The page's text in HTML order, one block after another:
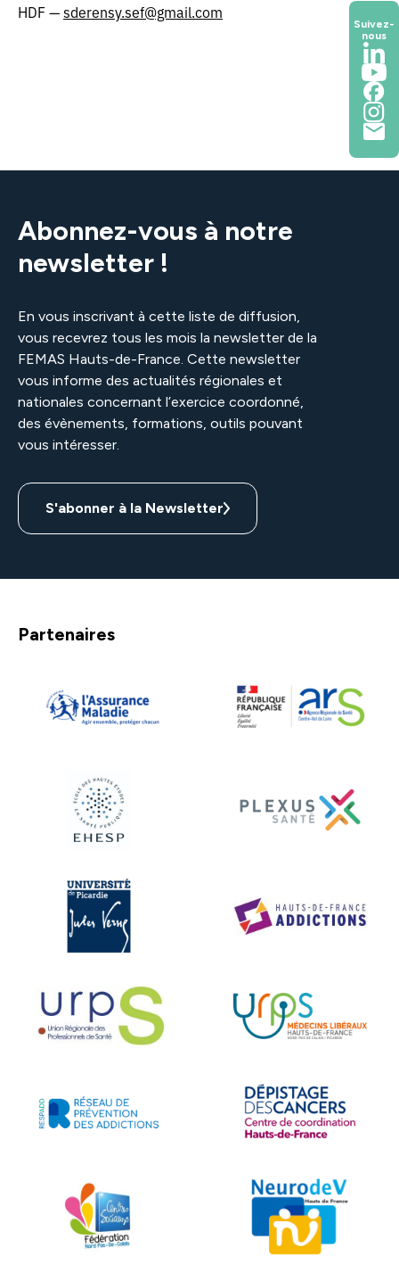
Identifiant ou e-mail
Mot de passe oublié ?
Suivez-
nous
HDF —sderensy.sef@gmail.com
Abonnez-vous à notre
newsletter !
En vous inscrivant à cette liste de diffusion,
vous recevrez tous les mois la newsletter de la
FEMAS Hauts-de-France. Cette newsletter
vous informe des actualités régionales et
nationales concernant l’exercice coordonné,
des évènements, formations, outils pouvant
vous intéresser.
S'abonner à la Newsletter
Partenaires